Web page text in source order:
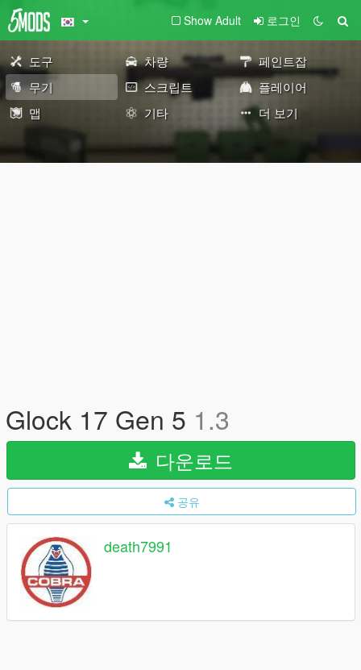
Show Adult 로그인
도구 차량
페인트잡
무기
스크립트
플레이어
맵
기타 더 보기
Glock 17 Gen 5 1.3
다운로드
공유
death7991